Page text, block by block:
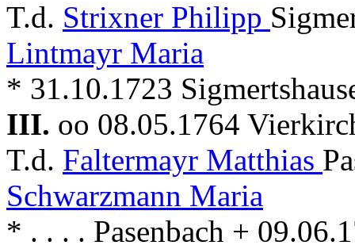
T.d. Strixner Philipp
Lintmayr Maria
* 31.10.1723
III. oo 08.05.1764
T.d. Faltermayr Matthias
Schwarzmann Maria
* . . . . Pasenbach +